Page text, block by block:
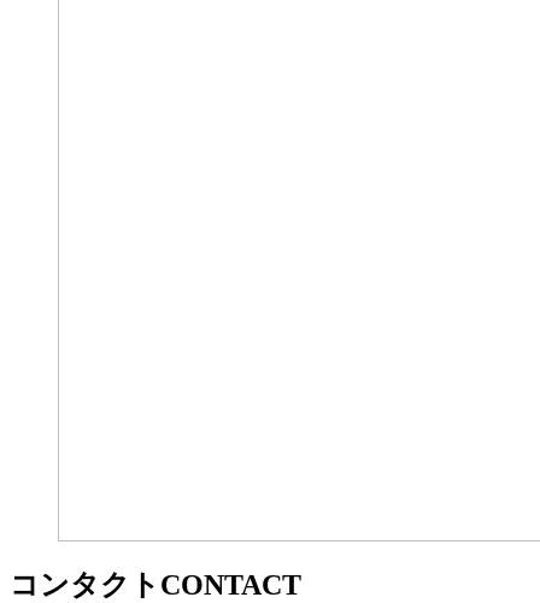
コンタクト CONTACT